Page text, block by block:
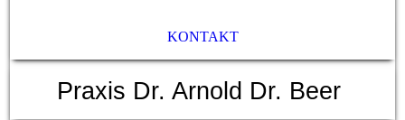
KONTAKT
Praxis Dr. Arnold Dr. Beer